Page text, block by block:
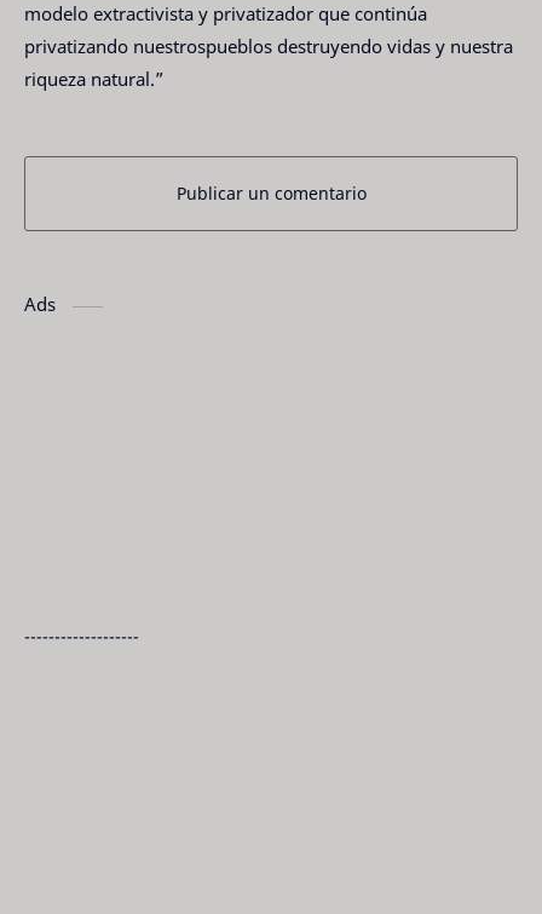
modelo extractivista y privatizador que continúa
privatizando nuestrospueblos destruyendo vidas y nuestra
riqueza natural.”
Publicar un comentario
Ads
-------------------